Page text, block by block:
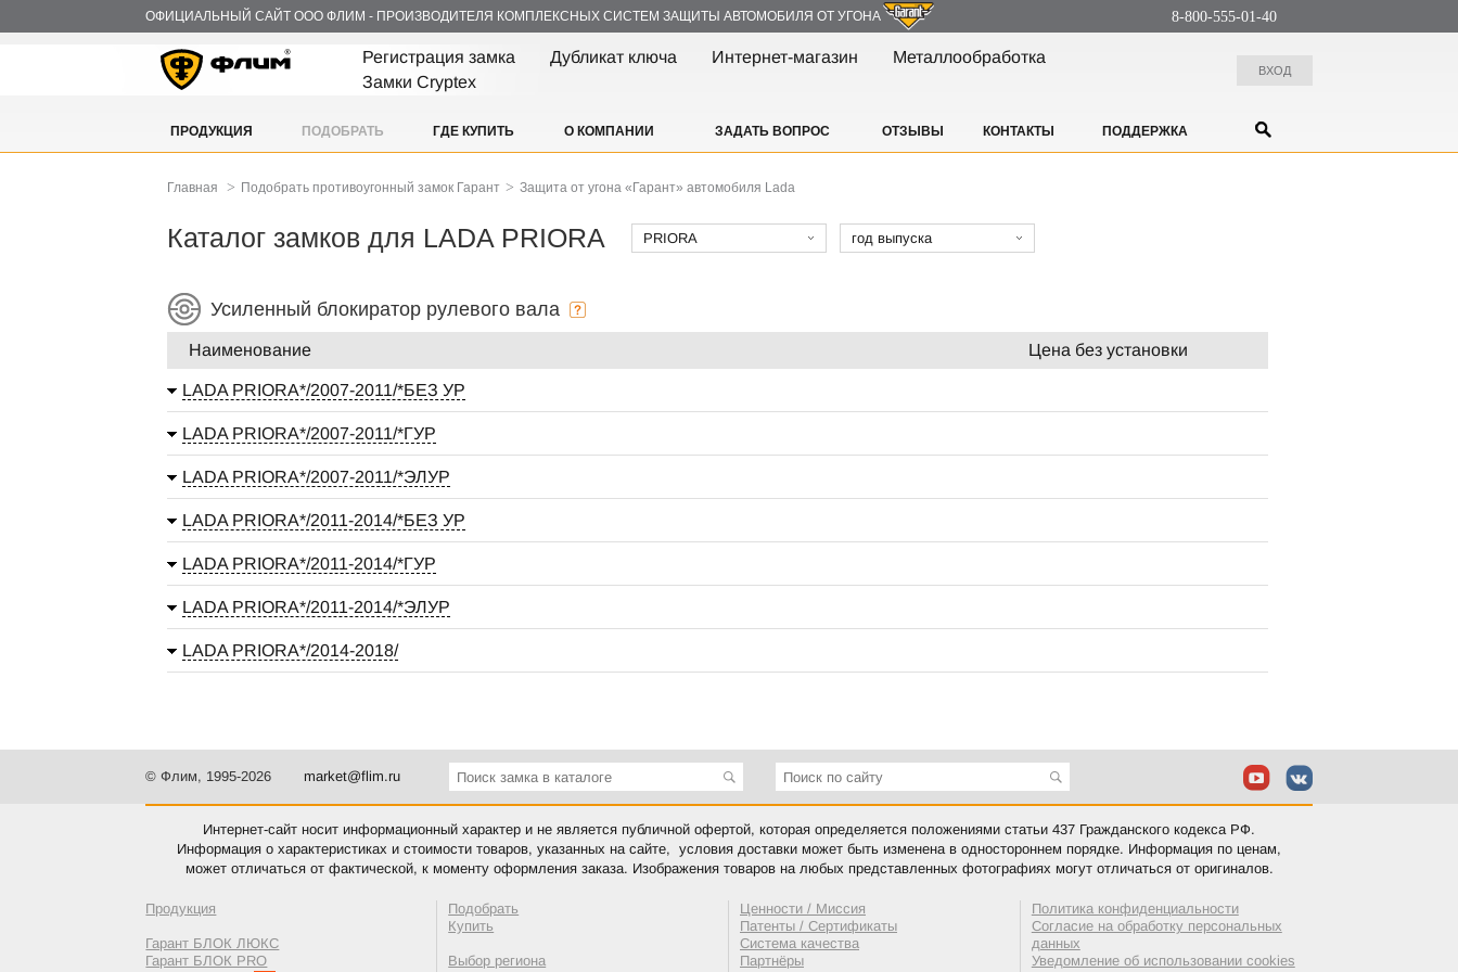
ОФИЦИАЛЬНЫЙ САЙТ ООО ФЛИМ - ПРОИЗВОДИТЕЛЯ КОМПЛЕКСНЫХ СИСТЕМ ЗАЩИТЫ АВТОМОБИЛЯ ОТ УГОНА 8-800-555-01-40
Регистрация замка Дубликат ключа Интернет-магазин
Металлообработка
Замки Cryptex
ВХОД
ПРОДУКЦИЯ ПОДОБРАТЬ ГДЕ КУПИТЬ О КОМПАНИИ ЗАДАТЬ ВОПРОС ОТЗЫВЫ КОНТАКТЫ ПОДДЕРЖКА
Главная > Подобрать противоугонный замок Гарант > Защита от угона «Гарант» автомобиля Lada
Каталог замков для LADA PRIORA PRIORA год выпуска
Усиленный блокиратор рулевого вала
Наименование Цена без установки
LADA PRIORA*/2007-2011/*БЕЗ УР
LADA PRIORA*/2007-2011/*ГУР
LADA PRIORA*/2007-2011/*ЭЛУР
LADA PRIORA*/2011-2014/*БЕЗ УР
LADA PRIORA*/2011-2014/*ГУР
LADA PRIORA*/2011-2014/*ЭЛУР
LADA PRIORA*/2014-2018/
© Флим, 1995-2026 market@flim.ru
Интернет-сайт носит информационный характер и не является публичной офертой, которая определяется положениями статьи 437 Гражданского кодекса РФ.
Информация о характеристиках и стоимости товаров, указанных на сайте, условия доставки может быть изменена в одностороннем порядке. Информация по ценам,
может отличаться от фактической, к моменту оформления заказа. Изображения товаров на любых представленных фотографиях могут отличаться от оригиналов.
Продукция
Гарант БЛОК ЛЮКС
Гарант БЛОК PRO
Подобрать
Купить
Выбор региона
Ценности / Миссия
Патенты / Сертификаты
Система качества
Партнёры
Политика конфиденциальности
Согласие на обработку персональных
данных
Уведомление об использовании cookies